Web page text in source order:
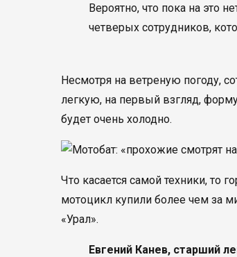
Вероятно, что пока на это
четверых сотрудников,
Несмотря на ветреную погоду,
легкую, на первый взгляд,
будет очень холодно.
Что касается самой техники, то
мотоцикл купили более чем за
«Урал».
Евгений Канев, старший